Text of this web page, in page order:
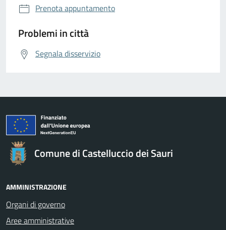
Prenota appuntamento
Problemi in città
Segnala disservizio
Comune di Castelluccio dei Sauri
AMMINISTRAZIONE
Organi di governo
Aree amministrative